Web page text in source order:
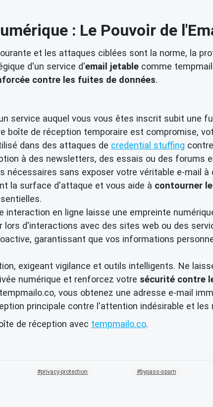
: Le Pouvoir de
et les attaques ciblées sont la norme, la
d'un service d'email jetable comme
contre les fuites de données.
service auquel vous vous êtes inscrit subit une
boîte de réception temporaire est compromise,
dans des attaques de credential stuffing
à des newsletters, des essais ou des forums
nécessaires sans exposer votre véritable e-mail
la surface d'attaque et vous aide à contourner
interaction en ligne laisse une empreinte
d'interactions avec des sites web ou des
garantissant que vos informations
exigeant vigilance et outils intelligents. Ne
numérique et renforcez votre sécurité contre
vous obtenez une adresse e-mail
principale contre l'attention indésirable et
de réception avec tempmailo.co.
privacy-protection bypass-spam